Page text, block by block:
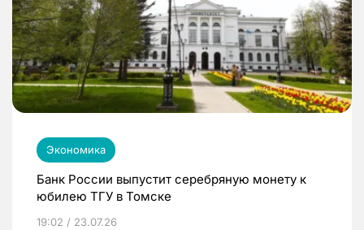
Экономика
Банк России выпустит серебряную монету к
юбилею ТГУ в Томске
19:02 / 23.07.26